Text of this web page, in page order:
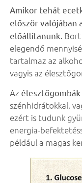
Amikor tehát
először
előállítanunk.
elegendő
tartalmaz az
vagyis az
Az élesztőgombák
szénhidrátokkal,
ezért is tudunk
energia-
például a magas